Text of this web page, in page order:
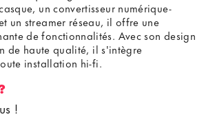
un convertisseur numérique-
un streamer réseau, il offre une
de fonctionnalités. Avec son design
de haute qualité, il s'intègre
installation hi-fi.
!